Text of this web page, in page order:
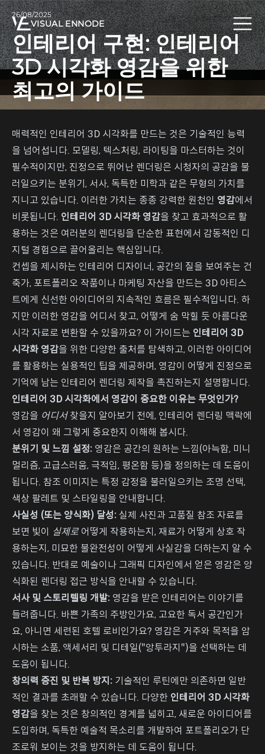
VISUAL ENNODE
26/08/2025
인테리어 구현: 인테리어
3D 시각화 영감을 위한
최고의 가이드
매력적인 인테리어 3D 시각화를 만드는 것은 기술적인 능력
을 넘어섭니다. 모델링, 텍스처링, 라이팅을 마스터하는 것이
필수적이지만, 진정으로 뛰어난 렌더링은 시청자의 공감을 불
러일으키는 분위기, 서사, 독특한 미학과 같은 무형의 가치를
지니고 있습니다. 이러한 가치는 종종 강력한 원천인 영감에서
비롯됩니다. 인테리어 3D 시각화 영감을 찾고 효과적으로 활
용하는 것은 여러분의 렌더링을 단순한 표현에서 감동적인 디
지털 경험으로 끌어올리는 핵심입니다.
컨셉을 제시하는 인테리어 디자이너, 공간의 질을 보여주는 건
축가, 포트폴리오 작품이나 마케팅 자산을 만드는 3D 아티스
트에게 신선한 아이디어의 지속적인 흐름은 필수적입니다. 하
지만 이러한 영감을 어디서 찾고, 어떻게 숨 막힐 듯 아름다운
시각 자료로 변환할 수 있을까요? 이 가이드는 인테리어 3D
시각화 영감을 위한 다양한 출처를 탐색하고, 이러한 아이디어
를 활용하는 실용적인 팁을 제공하며, 영감이 어떻게 진정으로
기억에 남는 인테리어 렌더링 제작을 촉진하는지 설명합니다.
인테리어 3D 시각화에서 영감이 중요한 이유는 무엇인가?
영감을 어디서찾을지 알아보기 전에, 인테리어 렌더링 맥락에
서 영감이 왜 그렇게 중요한지 이해해 봅시다.
분위기 및 느낌 설정: 영감은 공간의 원하는 느낌(아늑함, 미니
멀리즘, 고급스러움, 극적임, 평온함 등)을 정의하는 데 도움이
됩니다. 참조 이미지는 특정 감정을 불러일으키는 조명 선택,
색상 팔레트 및 스타일링을 안내합니다.
사실성 (또는 양식화) 달성:실제 사진과 고품질 참조 자료를
보면 빛이 실제로 어떻게 작용하는지, 재료가 어떻게 상호 작
용하는지, 미묘한 불완전성이 어떻게 사실감을 더하는지 알 수
있습니다. 반대로 예술이나 그래픽 디자인에서 얻은 영감은 양
식화된 렌더링 접근 방식을 안내할 수 있습니다.
서사 및 스토리텔링 개발: 영감을 받은 인테리어는 이야기를
들려줍니다. 바쁜 가족의 주방인가요, 고요한 독서 공간인가
요, 아니면 세련된 호텔 로비인가요? 영감은 거주와 목적을 암
시하는 소품, 액세서리 및 디테일("앙투라지")을 선택하는 데
도움이 됩니다.
창의력 증진 및 반복 방지: 기술적인 루틴에만 의존하면 일반
적인 결과를 초래할 수 있습니다. 다양한 인테리어 3D 시각화
영감을 찾는 것은 창의적인 경계를 넓히고, 새로운 아이디어를
도입하며, 독특한 예술적 목소리를 개발하여 포트폴리오가 단
조로워 보이는 것을 방지하는 데 도움이 됩니다.